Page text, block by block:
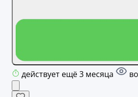
действует ещё 3 месяца